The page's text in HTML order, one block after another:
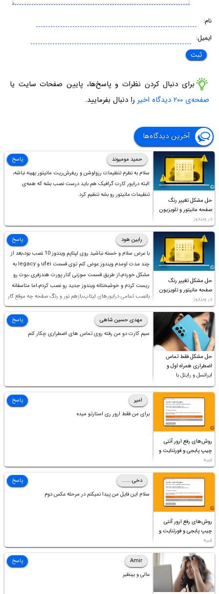
نام:
ایمیل:
برای دنبال کردن نظرات و پاسخ‌ها، پایین صفحات سایت یا
صفحه‌ی ۲۰۰ دیدگاه اخیر
را دنبال بفرمایید.
آخرین دیدگاه‌ها
حل مشکل تغییر رنگ
صفحه مانیتور و تلویزیون
در ویندوز
حمید مومیوند
سلام به نظرم تنظیمات رزولوشن و ریفرش‌ریت مانیتور بهینه نباشه،
البته درایور کارت گرافیک هم باید درست نصب بشه که همه‌ی
تنظیمات مانیتور رو بشه تنظیم کرد.
پاسخ
حل مشکل تغییر رنگ
صفحه مانیتور و تلویزیون
در ویندوز
رابین هود
با عرض سلام و خسته نباشید روی لپتاپم ویندوز 10 نصب بود،بعد از
چند مدت اومدم ویندوز عوض کنم توی قسمت ufei و legacy به
مشکل خوردم،از طریق قسمت سوزنی کنار پورت هندزفری ،بوت رو
ریست کردم و خوشبختانه ویندوز جدید رو نصب کردم،اما متاسفانه
بانصب تمامی درایورهای لپتاپ،بازهم نور و رنگ صفحه چه موقع کار
چه موقع پخش فیلم مثل سابق نیست(نور زیاده و بی کیفیت)،با
ابدیت کردن کارت گرافیک،کالیبره کردن و غیره هم نور و رنگ درست
نشد (انگار تصویر ماته)، خواهشمند است راهنمایی فرمایید باتشکر
پاسخ
حل مشکل فقط تماس
اضطراری همراه اول و
ایرانسل و رایتل با
روش‌های مختلف
مهدی حسین شاهی
سیم کارت دو من رفته روی تماس های اضطراری چکار کنم
پاسخ
روش‌های رفع ارور آنتی
چیپ پابجی و فورتنایت و
غیره
امیر
برای من فقط ارور ری استارتو میده
پاسخ
روش‌های رفع ارور آنتی
چیپ پابجی و فورتنایت و
غیره
دخی ......
سلام این فایل من پیدا نمیکنم در مرحله عکس دوم
پاسخ
Amir
عالی و بینظیر
پاسخ